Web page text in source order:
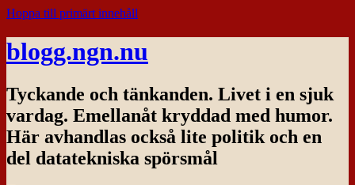
Hoppa till primärt innehåll
blogg.ngn.nu
Tyckande och tänkanden. Livet i en sjuk
vardag. Emellanåt kryddad med humor.
Här avhandlas också lite politik och en
del datatekniska spörsmål